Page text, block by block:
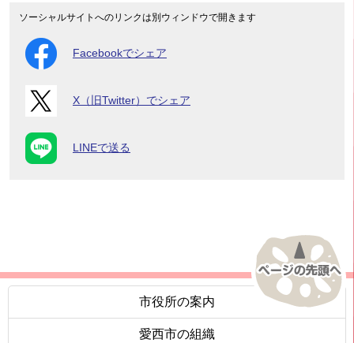
ソーシャルサイトへのリンクは別ウィンドウで開きます
Facebookでシェア
X（旧Twitter）でシェア
LINEで送る
市役所の案内
愛西市の組織